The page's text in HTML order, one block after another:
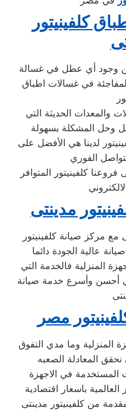
كلفينيتور
وجود أي عطل في غسالة
في غسالات اطباق
والمعدات الحديثة التي
وحل المشكلة بسهولة
لدينا هي الأفضل على
الفوري
كلفينيتور المتوافر
مدينتى
مع مركز صيانة كلفينيتور
عالية الجودة دائما
المنزلية فالخدمة التي
أحسن وأسرع خدمة صيانة
مصر
المنزلية وما مدي التفوق
المعادلة الصعبه
في الاجهزة
العالمية باسعار اقتصادية
من كلفينيتور مدينتى